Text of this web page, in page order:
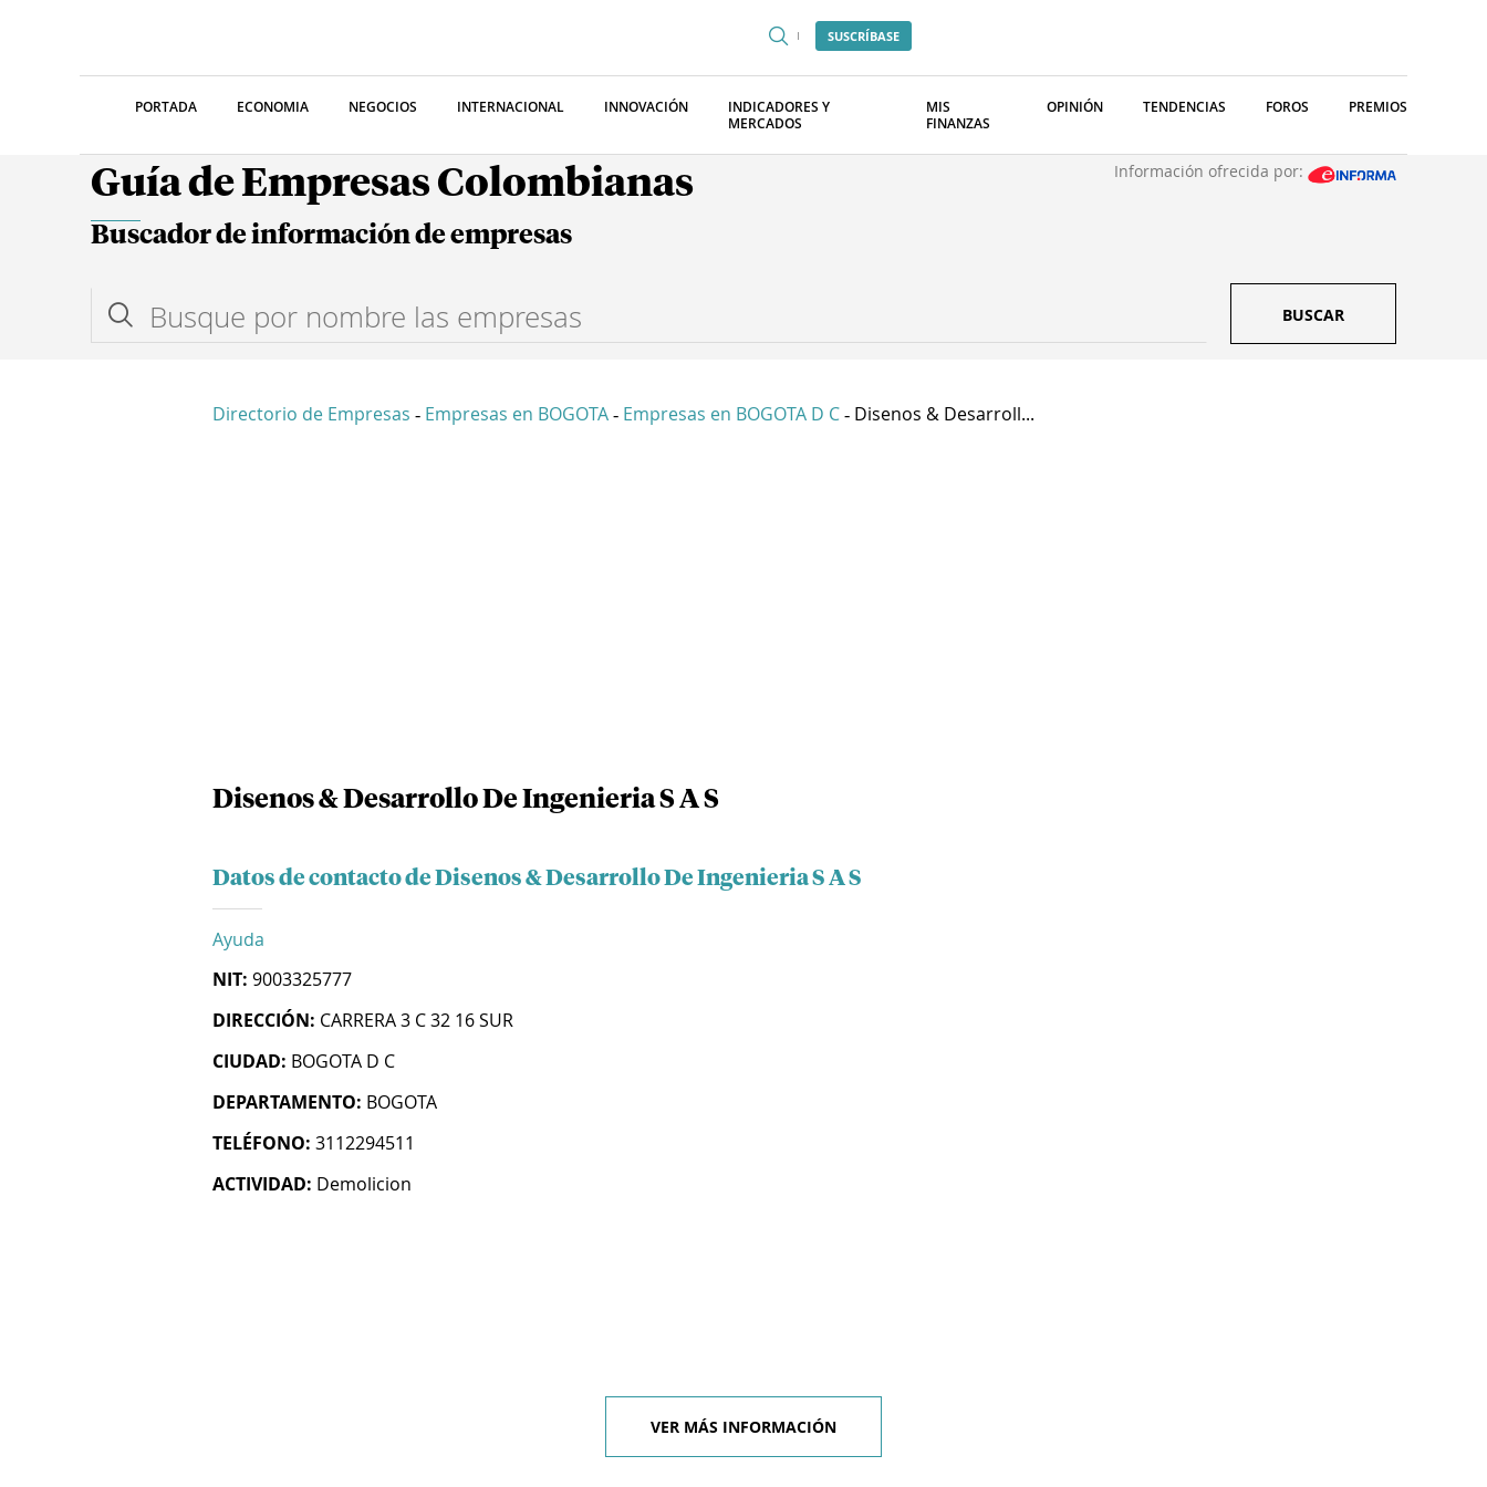
SUSCRÍBASE
PORTADA ECONOMIA NEGOCIOS INTERNACIONAL INNOVACIÓN
INDICADORES Y
MERCADOS
MIS
FINANZAS
OPINIÓN TENDENCIAS FOROS PREMIOS
Guía de Empresas Colombianas Información ofrecida por:
Buscador de información de empresas
BUSCAR
Directorio de Empresas - Empresas en BOGOTA - Empresas en BOGOTA D C - Disenos & Desarroll...
Disenos & Desarrollo De Ingenieria S A S
Datos de contacto de Disenos & Desarrollo De Ingenieria S A S
Ayuda
NIT: 9003325777
DIRECCIÓN: CARRERA 3 C 32 16 SUR
CIUDAD: BOGOTA D C
DEPARTAMENTO: BOGOTA
TELÉFONO: 3112294511
ACTIVIDAD: Demolicion
VER MÁS INFORMACIÓN